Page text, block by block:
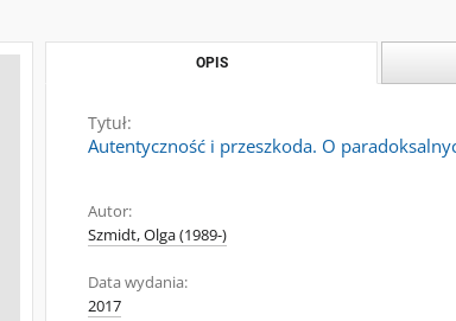
OPIS
Tytuł:
Autentyczność i przeszkoda. O
Autor:
Szmidt, Olga (1989-)
Data wydania:
2017